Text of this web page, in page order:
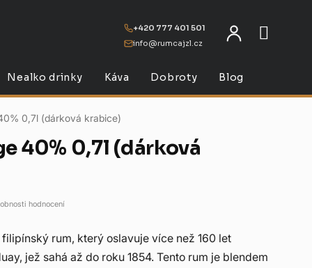
+420 777 401 501
info@rumcajzl.cz
Nealko drinky Káva Dobroty Blog
0,7l (dárková krabice)
40% 0,7l (dárková
hodnocení
rum, který oslavuje více než 160 let
jež sahá až do roku 1854. Tento rum je blendem